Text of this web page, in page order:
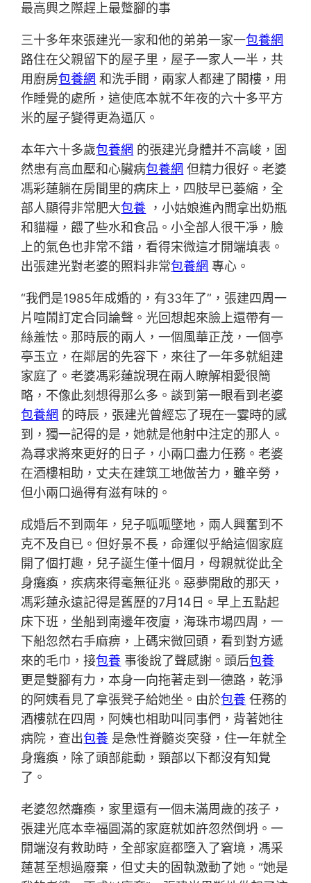
最高興之際趕上最蹩腳的事
三十多年來張建光一家和他的弟弟一家一包養網
路住在父親留下的屋子里，屋子一家人一半，共
用廚房包養網 和洗手間，兩家人都建了閣樓，用
作睡覺的處所，這使底本就不年夜的六十多平方
米的屋子變得更為逼仄。
本年六十多歲包養網 的張建光身體并不高峻，固
然患有高血壓和心臟病包養網 但精力很好。老婆
馮彩蓮躺在房間里的病床上，四肢早已萎縮，全
部人顯得非常肥大包養 ，小姑娘進內間拿出奶瓶
和貓糧，餵了些水和食品。小全部人很干凈，臉
上的氣色也非常不錯，看得宋微這才開端填表。
出張建光對老婆的照料非常包養網 專心。
“我們是1985年成婚的，有33年了”，張建四周一
片喧鬧訂定合同論聲。光回想起來臉上還帶有一
絲羞怯。那時辰的兩人，一個風華正茂，一個亭
亭玉立，在鄰居的先容下，來往了一年多就組建
家庭了。老婆馮彩蓮說現在兩人瞭解相愛很簡
略，不像此刻想得那么多。談到第一眼看到老婆
包養網 的時辰，張建光曾經忘了現在一霎時的感
到，獨一記得的是，她就是他射中注定的那人。
為尋求將來更好的日子，小兩口盡力任務。老婆
在酒樓相助，丈夫在建筑工地做苦力，雖辛勞，
但小兩口過得有滋有味的。
成婚后不到兩年，兒子呱呱墜地，兩人興奮到不
克不及自已。但好景不長，命運似乎給這個家庭
開了個打趣，兒子誕生僅十個月，母親就從此全
身癱瘓，疾病來得毫無征兆。惡夢開啟的那天，
馮彩蓮永遠記得是舊歷的7月14日。早上五點起
床下班，坐船到南邊年夜廈，海珠市場四周，一
下船忽然右手麻痹，上碼宋微回頭，看到對方遞
來的毛巾，接包養 事後說了聲感謝。頭后包養
更是雙腳有力，本身一向拖著走到一德路，乾淨
的阿姨看見了拿張凳子給她坐。由於包養 任務的
酒樓就在四周，阿姨也相助叫同事們，背著她往
病院，查出包養 是急性脊髓炎突發，住一年就全
身癱瘓，除了頭部能動，頸部以下都沒有知覺
了。
老婆忽然癱瘓，家里還有一個未滿周歲的孩子，
張建光底本幸福圓滿的家庭就如許忽然倒坍。一
開端沒有救助時，全部家庭都墮入了窘境，馮采
蓮甚至想過廢棄，但丈夫的固執激動了她。“她是